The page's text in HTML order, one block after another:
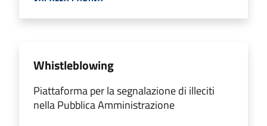
Whistleblowing
Piattaforma per la segnalazione di illeciti
nella Pubblica Amministrazione